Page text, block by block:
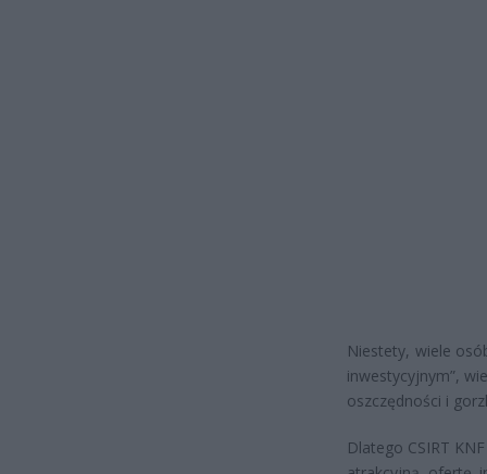
Niestety, wiele
inwestycyjnym”,
oszczędności i
Dlatego CSIRT